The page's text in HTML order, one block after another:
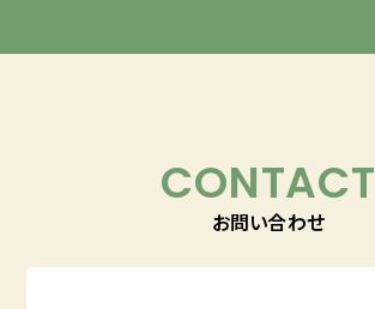
CONTACT
お問い合わせ